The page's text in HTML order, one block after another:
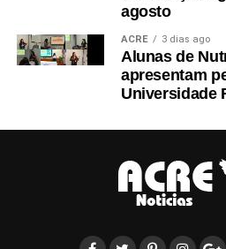
atingir a saúde da
diante da incerteza sobre os
uma atividade potencialmente
uma postura cautelosa,
Agravo de Instrumento n.º
agosto
ACRE 3 dias ago
Alunas de
apresentam
Universidade